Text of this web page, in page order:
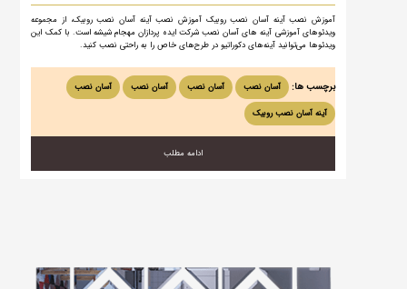
آموزش نصب آینه آسان نصب روبیک آموزش نصب آینه آسان نصب روبیک، از مجموعه
ویدئوهای آموزشی آینه های آسان نصب شرکت ایده پردازان مهجام شیشه است. با کمک این
ویدئوها می‌توانید آینه‌های دکوراتیو در طرح‌های خاص را به راحتی نصب کنید.
برچسب ها: آسان نصب آسان نصب آسان نصب آسان نصب
آینه آسان نصب روبیک
ادامه مطلب